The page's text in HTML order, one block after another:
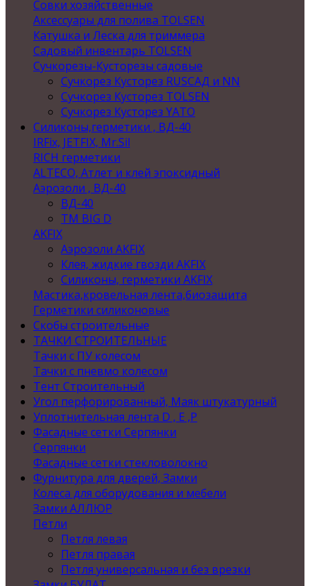
Совки хозяйственные
Аксессуары для полива TOLSEN
Катушка и Леска для триммера
Садовый инвентарь TOLSEN
Сучкорезы-Кусторезы садовые
Сучкорез Кусторез RUSСАД и NN
Сучкорез Кусторез TOLSEN
Сучкорез Кусторез YATO
Силиконы,герметики , ВД-40
IRFix, JETFIX, Mr.Sil
RICH герметики
ALTECO, Атлет и клей эпоксидный
Аэрозоли , ВД-40
ВД-40
TM BIG D
AKFIX
Аэрозоли AKFIX
Клея, жидкие гвозди AKFIX
Силиконы, герметики AKFIX
Мастика,кровельная лента,биозащита
Герметики силиконовые
Скобы строительные
ТАЧКИ СТРОИТЕЛЬНЫЕ
Тачки с ПУ колесом
Тачки с пневмо колесом
Тент Строительный
Угол перфорированный, Маяк штукатурный
Уплотнительная лента D , Е ,P
Фасадные сетки Серпянки
Серпянки
Фасадные сетки стекловолокно
Фурнитура для дверей, Замки
Колеса для оборудования и мебели
Замки АЛЛЮР
Петли
Петля левая
Петля правая
Петля универсальная и без врезки